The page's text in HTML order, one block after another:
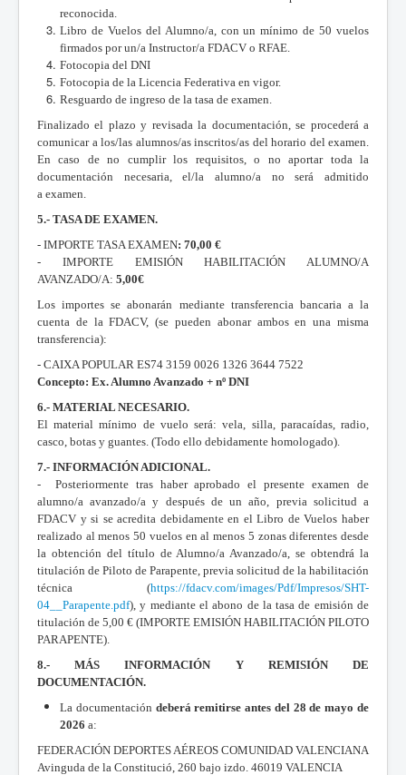
reconocida.
Libro de Vuelos del Alumno/a, con un mínimo de 50 vuelos
firmados por un/a Instructor/a FDACV o RFAE.
Fotocopia del DNI
Fotocopia de la Licencia Federativa en vigor.
Resguardo de ingreso de la tasa de examen.
Finalizado el plazo y revisada la documentación, se procederá a
comunicar a los/las alumnos/as inscritos/as del horario del examen.
En caso de no cumplir los requisitos, o no aportar toda la
documentación necesaria, el/la alumno/a no será admitido
a examen.
5.- TASA DE EXAMEN.
- IMPORTE TASA EXAMEN: 70,00 €
- IMPORTE EMISIÓN HABILITACIÓN ALUMNO/A
AVANZADO/A: 5,00€
Los importes se abonarán mediante transferencia bancaria a la
cuenta de la FDACV, (se pueden abonar ambos en una misma
transferencia):
- CAIXA POPULAR ES74 3159 0026 1326 3644 7522
Concepto: Ex. Alumno Avanzado + nº DNI
6.- MATERIAL NECESARIO.
El material mínimo de vuelo será: vela, silla, paracaídas, radio,
casco, botas y guantes. (Todo ello debidamente homologado).
7.- INFORMACIÓN ADICIONAL.
- Posteriormente tras haber aprobado el presente examen de
alumno/a avanzado/a y después de un año, previa solicitud a
FDACV y si se acredita debidamente en el Libro de Vuelos haber
realizado al menos 50 vuelos en al menos 5 zonas diferentes desde
la obtención del título de Alumno/a Avanzado/a, se obtendrá la
titulación de Piloto de Parapente, previa solicitud de la habilitación
técnica (https://fdacv.com/images/Pdf/Impresos/SHT-
04__Parapente.pdf), y mediante el abono de la tasa de emisión de
titulación de 5,00 € (IMPORTE EMISIÓN HABILITACIÓN PILOTO
PARAPENTE).
8.- MÁS INFORMACIÓN Y REMISIÓN DE
DOCUMENTACIÓN.
La documentación deberá remitirse antes del 28 de mayo de
2026 a:
FEDERACIÓN DEPORTES AÉREOS COMUNIDAD VALENCIANA
Avinguda de la Constitució, 260 bajo izdo. 46019 VALENCIA